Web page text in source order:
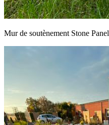
Mur de soutènement Stone Panel